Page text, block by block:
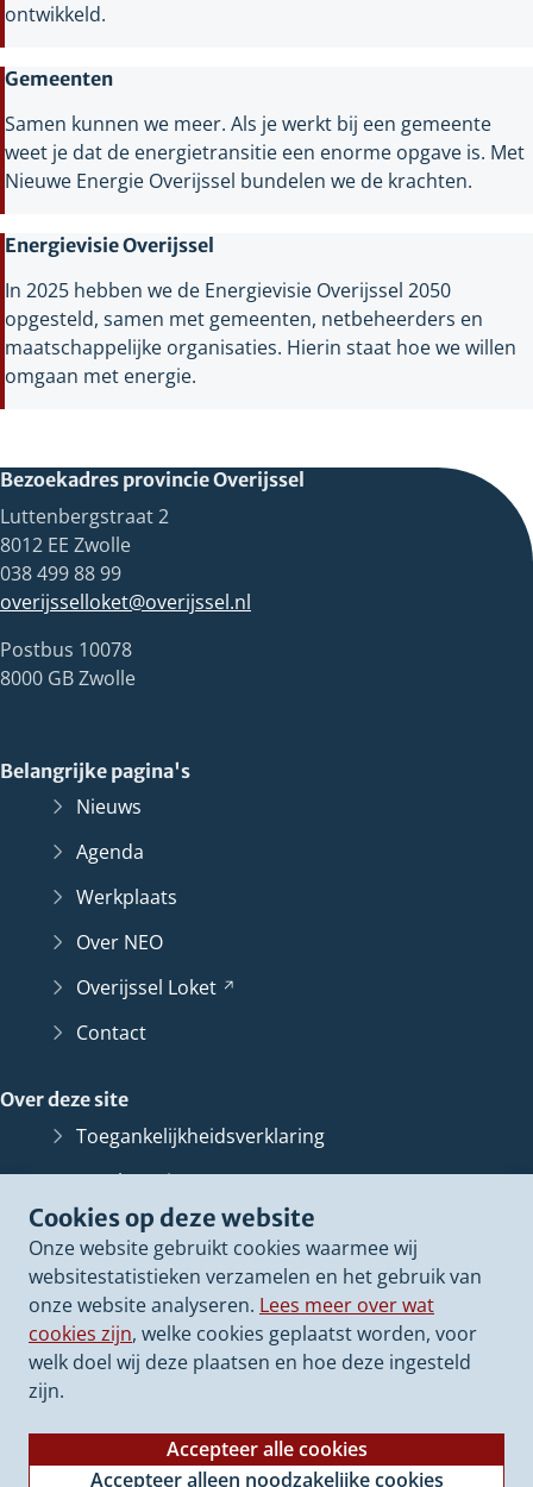
Cookies op deze website
Onze website gebruikt cookies waarmee wij
websitestatistieken verzamelen en het gebruik van
onze website analyseren. Lees meer over wat
cookies zijn, welke cookies geplaatst worden, voor
welk doel wij deze plaatsen en hoe deze ingesteld
zijn.
Accepteer alle cookies
Accepteer alleen noodzakelijke cookies
ontwikkeld.
Gemeenten
Samen kunnen we meer. Als je werkt bij een gemeente
weet je dat de energietransitie een enorme opgave is. Met
Nieuwe Energie Overijssel bundelen we de krachten.
Energievisie Overijssel
In 2025 hebben we de Energievisie Overijssel 2050
opgesteld, samen met gemeenten, netbeheerders en
maatschappelijke organisaties. Hierin staat hoe we willen
omgaan met energie.
Bezoekadres provincie Overijssel
Luttenbergstraat 2
8012 EE Zwolle
038 499 88 99
overijsselloket@overijssel.nl
Postbus 10078
8000 GB Zwolle
Belangrijke pagina's
Nieuws
Agenda
Werkplaats
Over NEO
Overijssel Loket
Contact
Over deze site
Toegankelijkheidsverklaring
Bescherming persoonsgegevens
Informatiebeveiliging
Proclaimer
Cookieverklaring
Archief van dezewebsite
(Verwijst
andere
website)